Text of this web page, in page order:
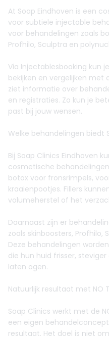
At Soap Eindhoven is een
voor subtiele injectable
voor behandelingen zoals
Profhilo, Sculptra en
Via Injectablesbooking kun
bekijken en vergelijken met
ziet informatie over
en registraties. Zo kun je
past bij jouw wensen.
Welke behandelingen biedt
Bij Soap Clinics Eindhoven
cosmetische
botox voor fronsrimpels,
kraaienpootjes. Fillers
volumeherstel of het
Daarnaast zijn er
zoals skinboosters,
Deze behandelingen
die hun huid frisser,
laten ogen.
Natuurlijk resultaat met NO
Soap Clinics werkt met de
een eigen
resultaat. Het doel is niet